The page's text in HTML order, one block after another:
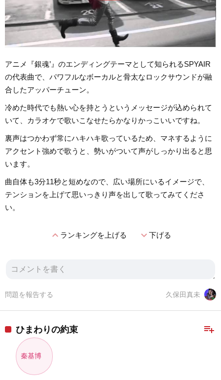
アニメ『銀魂’』のエンディングテーマとして知られるSPYAIR
の代表曲で、パワフルなボーカルと骨太なロックサウンドが融
合したアッパーチューン。
冷めた時代でも熱い心を持とうというメッセージが込められて
いて、カラオケで歌いこなせたらかなりかっこいいですね。
裏声はつかわず常にハキハキ歌っているため、マネするように
アクセント強めで歌うと、勢いがついて声がしっかり出ると思
います。
曲自体も3分11秒と短めなので、広い場所にいるイメージで、
テンションを上げて思いっきり声を出して歌ってみてくださ
い。
expand_lessランキングを上げる expand_more下げる
久保田真未
問題を報告する
playlist_add
ひまわりの約束
秦基博